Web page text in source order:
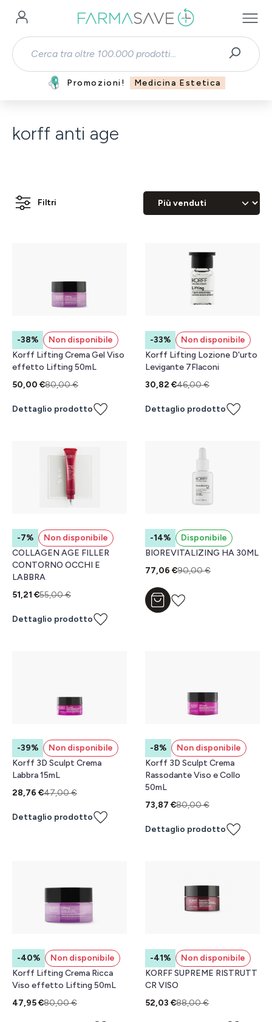
Passa al contenuto principale
Promozioni! Medicina Estetica
korff anti age
Filtri
-38%
Non disponibile
Korff Lifting Crema Gel Viso
effetto Lifting 50mL
50,00 €80,00 €
Dettaglio prodotto
-33%
Non disponibile
Korff Lifting Lozione D'urto
Levigante 7Flaconi
30,82 €46,00 €
Dettaglio prodotto
-7%
Non disponibile
COLLAGEN AGE FILLER
CONTORNO OCCHI E
LABBRA
51,21 €55,00 €
Dettaglio prodotto
-14%
Disponibile
BIOREVITALIZING HA 30ML
77,06 €90,00 €
Aggiungi al carrello
-39%
Non disponibile
Korff 3D Sculpt Crema
Labbra 15mL
28,76 €47,00 €
Dettaglio prodotto
-8%
Non disponibile
Korff 3D Sculpt Crema
Rassodante Viso e Collo
50mL
73,87 €80,00 €
Dettaglio prodotto
-40%
Non disponibile
Korff Lifting Crema Ricca
Viso effetto Lifting 50mL
47,95 €80,00 €
-41%
Non disponibile
KORFF SUPREME RISTRUTT
CR VISO
52,03 €88,00 €